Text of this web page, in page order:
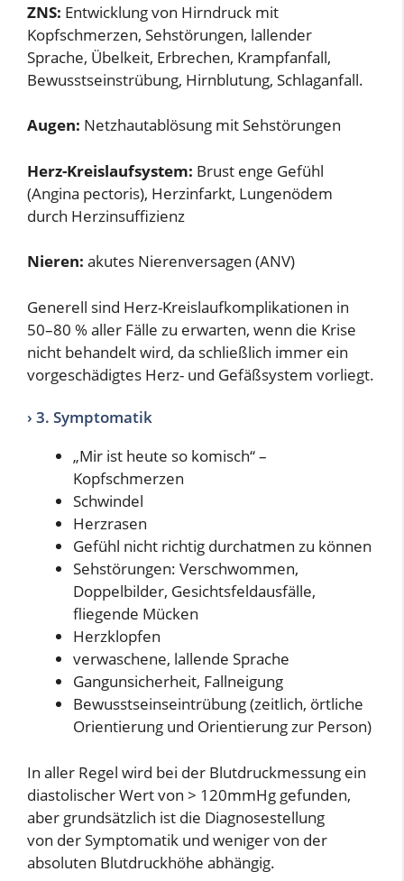
ZNS: Entwicklung von Hirndruck mit
Kopfschmerzen, Sehstörungen, lallender
Sprache, Übelkeit, Erbrechen, Krampfanfall,
Bewusstseinstrübung, Hirnblutung, Schlaganfall.
Augen: Netzhautablösung mit Sehstörungen
Herz-Kreislaufsystem: Brust enge Gefühl
(Angina pectoris), Herzinfarkt, Lungenödem
durch Herzinsuffizienz
Nieren: akutes Nierenversagen (ANV)
Generell sind Herz-Kreislaufkomplikationen in
50–80 % aller Fälle zu erwarten, wenn die Krise
nicht behandelt wird, da schließlich immer ein
vorgeschädigtes Herz- und Gefäßsystem vorliegt.
› 3. Symptomatik
„Mir ist heute so komisch“ –
Kopfschmerzen
Schwindel
Herzrasen
Gefühl nicht richtig durchatmen zu können
Sehstörungen: Verschwommen,
Doppelbilder, Gesichtsfeldausfälle,
fliegende Mücken
Herzklopfen
verwaschene, lallende Sprache
Gangunsicherheit, Fallneigung
Bewusstseinseintrübung (zeitlich, örtliche
Orientierung und Orientierung zur Person)
In aller Regel wird bei der Blutdruckmessung ein
diastolischer Wert von > 120mmHg gefunden,
aber grundsätzlich ist die Diagnosestellung
von der Symptomatik und weniger von der
absoluten Blutdruckhöhe abhängig.